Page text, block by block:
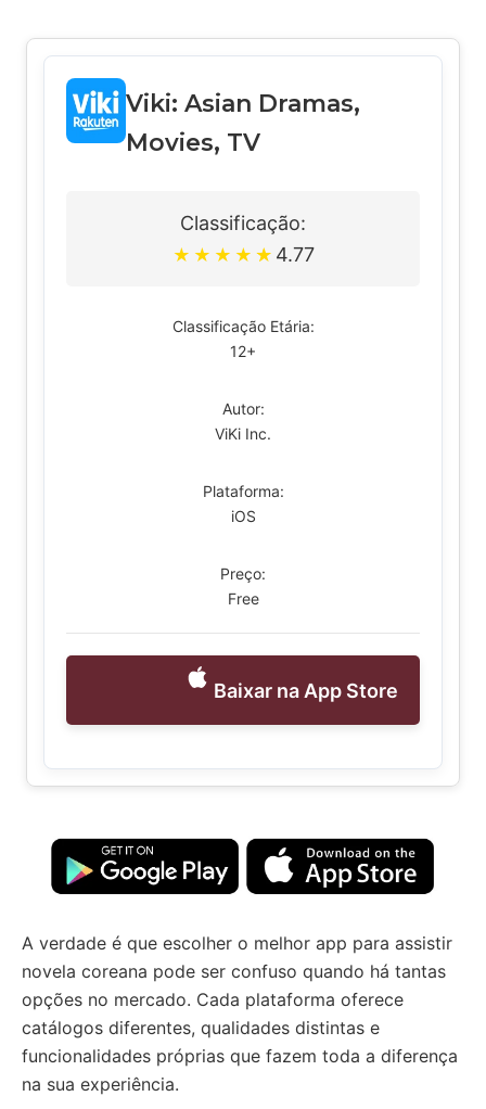
Viki: Asian Dramas,
Movies, TV
Classificação:
★ ★ ★ ★ ★ 4.77
Classificação Etária:
12+
Autor:
ViKi Inc.
Plataforma:
iOS
Preço:
Free
Baixar na App Store
A verdade é que escolher o melhor app para assistir
novela coreana pode ser confuso quando há tantas
opções no mercado. Cada plataforma oferece
catálogos diferentes, qualidades distintas e
funcionalidades próprias que fazem toda a diferença
na sua experiência.